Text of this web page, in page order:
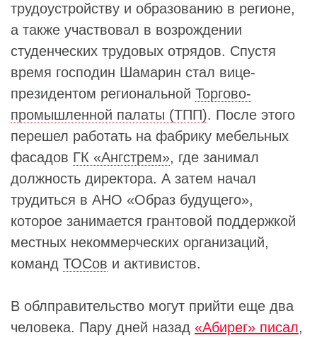
трудоустройству и образованию в регионе,
а также участвовал в возрождении
студенческих трудовых отрядов. Спустя
время господин Шамарин стал вице-
президентом региональной Торгово-
промышленной палаты (ТПП). После этого
перешел работать на фабрику мебельных
фасадов ГК «Ангстрем», где занимал
должность директора. А затем начал
трудиться в АНО «Образ будущего»,
которое занимается грантовой поддержкой
местных некоммерческих организаций,
команд ТОСов и активистов.
В облправительство могут прийти еще два
человека. Пару дней назад «Абирег» писал,